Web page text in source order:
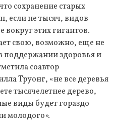
сохранение старых
если не тысяч, видов
этих гигантов.
свою, возможно, еще не
поддержании здоровья и
соавтор
Труонг, «не все деревья
тысячелетнее дерево,
виды будет гораздо
молодого».